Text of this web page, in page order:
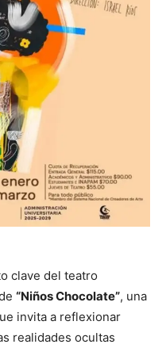
clave del teatro
“Niños Chocolate”, una
invita a reflexionar
realidades ocultas